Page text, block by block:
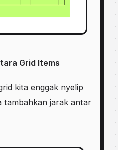
Grid Items
kita enggak nyelip
tambahkan jarak antar